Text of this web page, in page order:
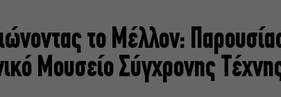
το Μέλλον:
Μουσείο Σύγχρονης